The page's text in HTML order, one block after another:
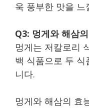
욱 풍부한 맛을 느
Q3: 멍게와 해삼
멍게는 저칼로리
백 식품으로 두
니다.
멍게와 해삼의 효